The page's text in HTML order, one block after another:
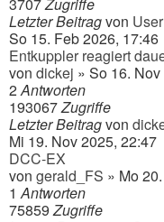
Letzter Beitragvon
So 15. Feb 2026, 17:46
Entkuppler reagiert
von dickej » So 16.
2Antworten
193067Zugriffe
Letzter Beitragvon
Mi 19. Nov 2025, 22:47
DCC-EX
von gerald_FS » Mo
1Antworten
75859Zugriffe